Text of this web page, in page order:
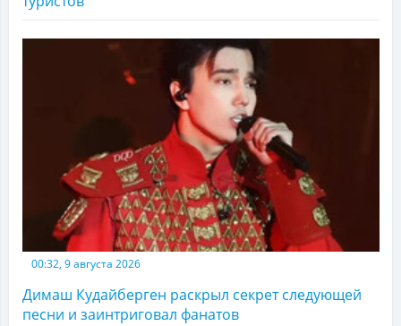
00:32, 9 августа 2026
Димаш Кудайберген раскрыл секрет следующей
песни и заинтриговал фанатов